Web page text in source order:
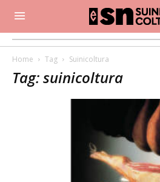
Home Tag Suinicoltura
Tag: suinicoltura